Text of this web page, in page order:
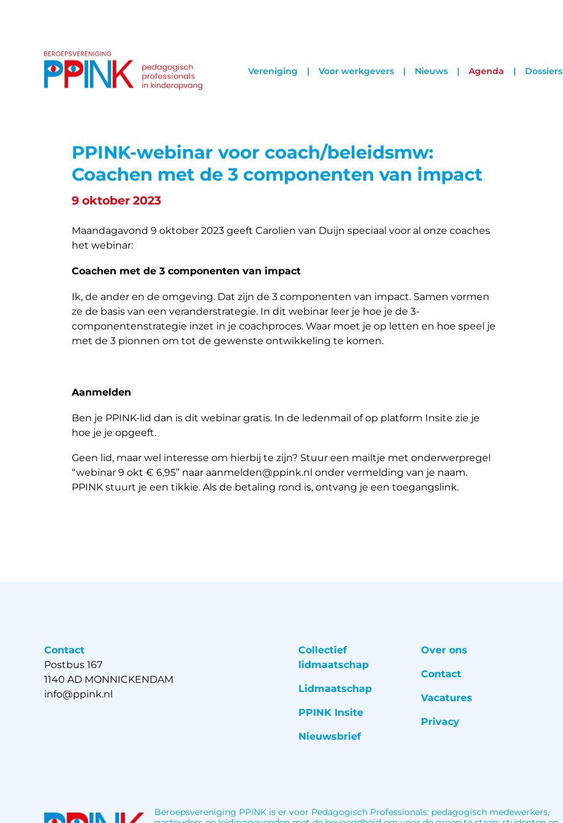
Vereniging Voor werkgevers Nieuws Agenda Dossiers
PPINK-webinar voor coach/beleidsmw:
Coachen met de 3 componenten van impact
9 oktober 2023
Maandagavond 9 oktober 2023 geeft Carolien van Duijn speciaal voor al onze coaches
het webinar:
Coachen met de 3 componenten van impact
Ik, de ander en de omgeving. Dat zijn de 3 componenten van impact. Samen vormen
ze de basis van een veranderstrategie. In dit webinar leer je hoe je de 3-
componentenstrategie inzet in je coachproces. Waar moet je op letten en hoe speel je
met de 3 pionnen om tot de gewenste ontwikkeling te komen.
Aanmelden
Ben je PPINK-lid dan is dit webinar gratis. In de ledenmail of op platform Insite zie je
hoe je je opgeeft.
Geen lid, maar wel interesse om hierbij te zijn? Stuur een mailtje met onderwerpregel
“webinar 9 okt € 6,95” naar aanmelden@ppink.nl onder vermelding van je naam.
PPINK stuurt je een tikkie. Als de betaling rond is, ontvang je een toegangslink.
Contact
Postbus 167
1140 AD MONNICKENDAM
info@ppink.nl
Collectief
lidmaatschap
Lidmaatschap
PPINK Insite
Nieuwsbrief
Over ons
Contact
Vacatures
Privacy
Beroepsvereniging PPINK is er voor Pedagogisch Professionals: pedagogisch medewerkers,